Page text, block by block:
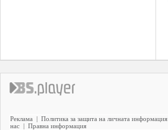
Реклама | Политика за защита на личната информация
нас | Правна информация